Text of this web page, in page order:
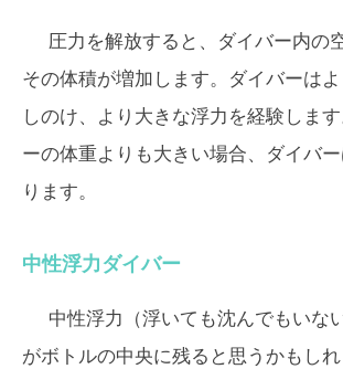
圧力を解放すると、ダイバー内の
その体積が増加します。ダイバーは
しのけ、より大きな浮力を経験しま
ーの体重よりも大きい場合、ダイバ
ります。
中性浮力ダイバー
中性浮力（浮いても沈んでもいな
がボトルの中央に残ると思うかもし